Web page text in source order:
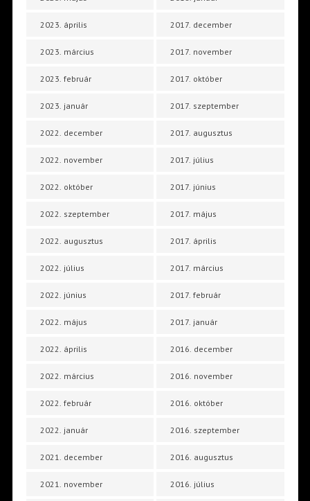
2023. április
2023. március
2023. február
2023. január
2022. december
2022. november
2022. október
2022. szeptember
2022. augusztus
2022. július
2022. június
2022. május
2022. április
2022. március
2022. február
2022. január
2021. december
2021. november
2017. december
2017. november
2017. október
2017. szeptember
2017. augusztus
2017. július
2017. június
2017. május
2017. április
2017. március
2017. február
2017. január
2016. december
2016. november
2016. október
2016. szeptember
2016. augusztus
2016. július